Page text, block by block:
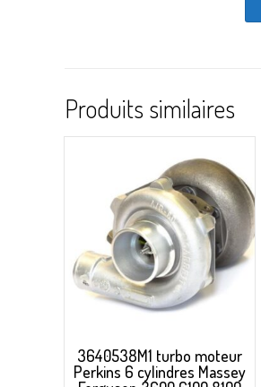
Produits similaires
3640538M1 turbo moteur
Perkins 6 cylindres Massey